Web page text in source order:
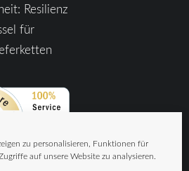
zu personalisieren, Funktionen für
auf unsere Website zu analysieren.
Resilienz
für